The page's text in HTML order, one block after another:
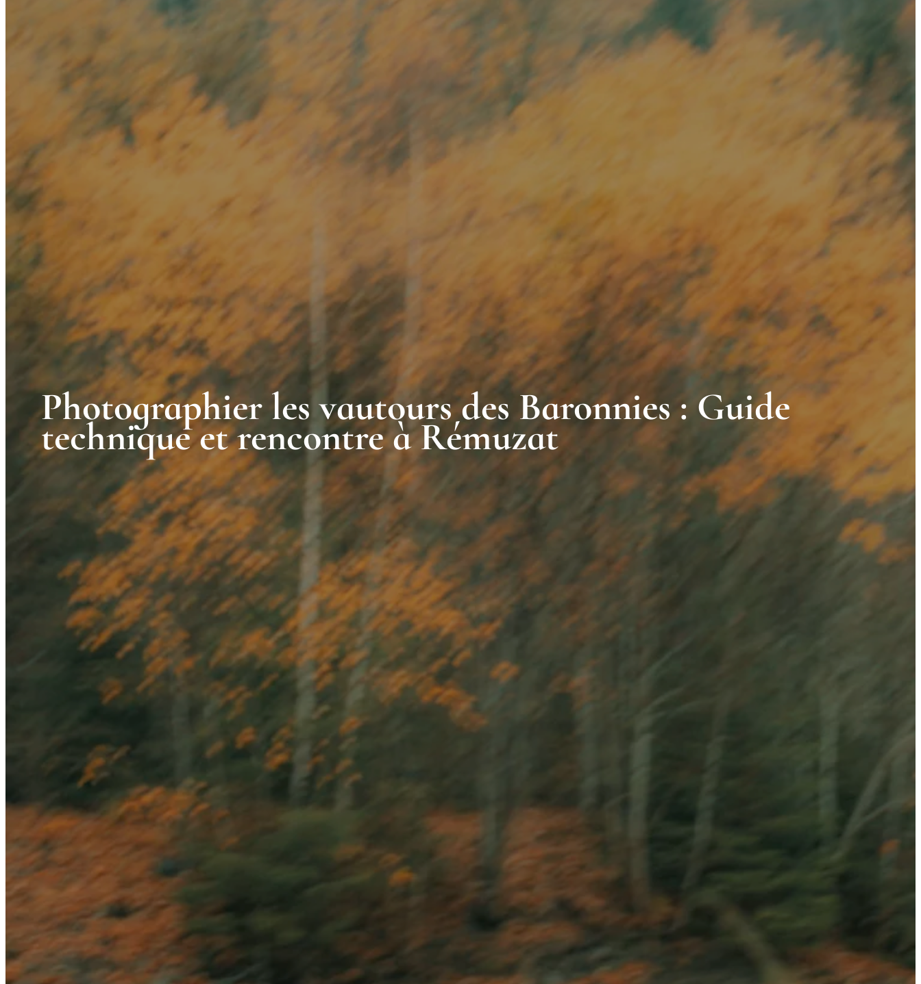
Photographier les vautours des Baronnies : Guide
technique et rencontre à Rémuzat​